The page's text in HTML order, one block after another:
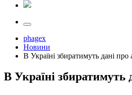
phagex
Новини
В Україні збиратимуть дані про
В Україні збиратимуть